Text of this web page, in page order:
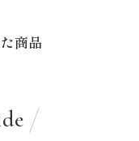
商品